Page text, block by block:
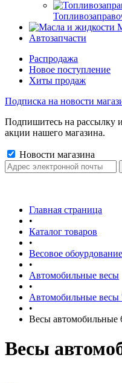
Автозапчасти
Распродажа
Новое поступление
Хиты продаж
Подписка на новости
Подпишитесь на рассылку
акции нашего магазина.
Новости магазина
Главная страница
•
Каталог товаров
•
Весовое обоурдование
•
Автомобильные весы
•
Автомобильные
•
Весы
Весы